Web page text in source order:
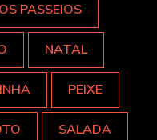
PASSEIOS
NATAL
PEIXE
SALADA